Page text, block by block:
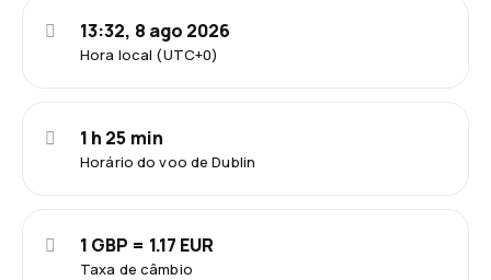
Hora local (UTC+0)
13:32, 8 ago 2026
Horário do voo de Dublin
1 h 25 min
Taxa de câmbio
1 GBP = 1.17 EUR